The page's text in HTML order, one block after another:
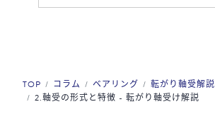
TOP コラム ベアリング
転がり軸受解説
2.軸受の形式と特徴 - 転がり軸受け解説